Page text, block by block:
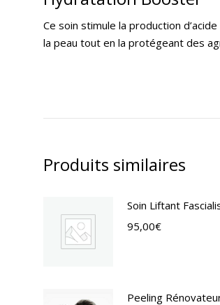
Ce soin stimule la production
la peau tout en la protégeant des
Produits similaires
Soin Liftant
95,00€
Peeling